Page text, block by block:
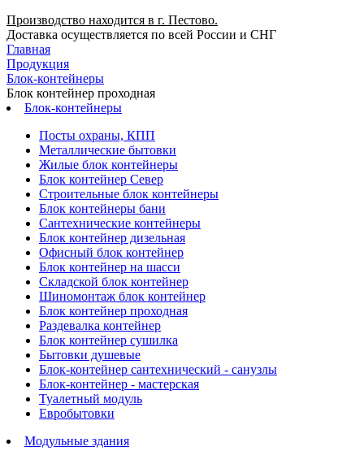
Производство находится в г. Пестово.
Доставка осуществляется по всей России и СНГ
Главная
Продукция
Блок-контейнеры
Блок контейнер проходная
Блок-контейнеры
Посты охраны, КПП
Металлические бытовки
Жилые блок контейнеры
Блок контейнер Север
Строительные блок контейнеры
Блок контейнеры бани
Сантехнические контейнеры
Блок контейнер дизельная
Офисный блок контейнер
Блок контейнер на шасси
Складской блок контейнер
Шиномонтаж блок контейнер
Блок контейнер проходная
Раздевалка контейнер
Блок контейнер сушилка
Бытовки душевые
Блок-контейнер сантехнический - санузлы
Блок-контейнер - мастерская
Туалетный модуль
Евробытовки
Модульные здания